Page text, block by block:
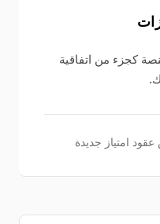
كجزء من اتفاقية
امتياز جديدة